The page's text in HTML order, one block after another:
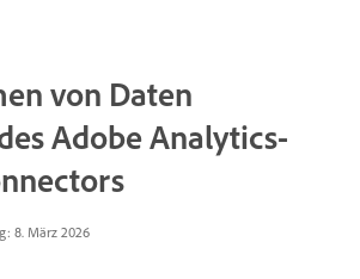
von Daten
Adobe Analytics-
8. März 2026